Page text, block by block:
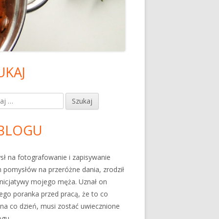
na fotografowanie i zapisywanie
pomysłów na przeróżne dania, zrodził
mojego męża. Uznał on
poranka przed pracą, że to co
co dzień, musi zostać uwiecznione